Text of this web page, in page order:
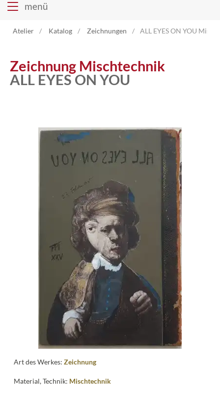
menü
Atelier
Kontakt
Atelier Katalog Zeichnungen ALL EYES ON YOU
Zeichnung Mischtechnik
ALL EYES ON YOU
Art des Werkes:Zeichnung
Material, Technik: Mischtechnik